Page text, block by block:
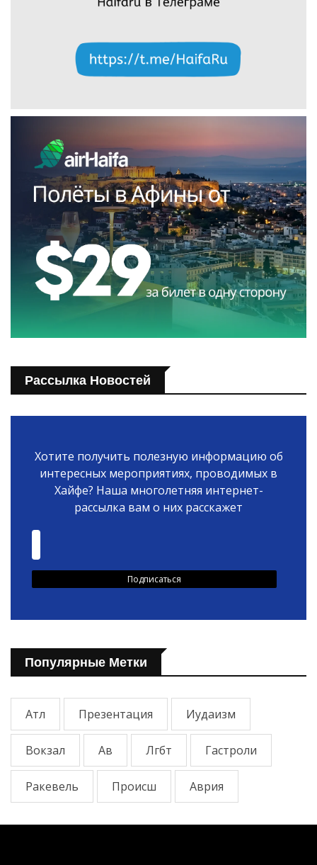
Рассылка Новостей
Хотите получить полезную информацию об
интересных мероприятиях, проводимых в
Хайфе? Наша многолетняя интернет-
рассылка вам о них расскажет
Популярные Метки
Атл Презентация Иудаизм
Вокзал Ав Лгбт Гастроли
Ракевель Происш Аврия